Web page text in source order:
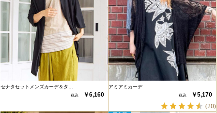
セナタセットメンズカーデ＆タ…
￥6,160
アミアミカーデ
￥5,170
(20)